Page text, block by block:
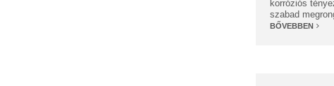
korróziós
szabad
BŐVEBBEN